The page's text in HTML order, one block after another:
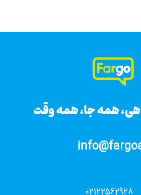
همه جا، همه وقت